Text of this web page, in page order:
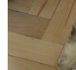
V PÉČI
VIRTUÁLNÍ
V NOVÝCH